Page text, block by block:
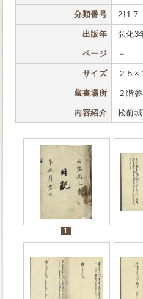
分類番号 211.7
出版年 弘化3
ページ －
サイズ ２５×
蔵書場所 ２階
内容紹介 松前
1